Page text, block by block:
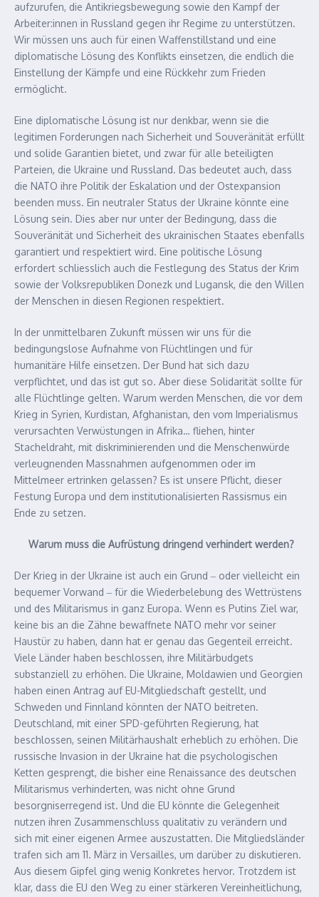
aufzurufen, die Antikriegsbewegung sowie den Kampf der
Arbeiter:innen in Russland gegen ihr Regime zu unterstützen.
Wir müssen uns auch für einen Waffenstillstand und eine
diplomatische Lösung des Konflikts einsetzen, die endlich die
Einstellung der Kämpfe und eine Rückkehr zum Frieden
ermöglicht.
Eine diplomatische Lösung ist nur denkbar, wenn sie die
legitimen Forderungen nach Sicherheit und Souveränität erfüllt
und solide Garantien bietet, und zwar für alle beteiligten
Parteien, die Ukraine und Russland. Das bedeutet auch, dass
die NATO ihre Politik der Eskalation und der Ostexpansion
beenden muss. Ein neutraler Status der Ukraine könnte eine
Lösung sein. Dies aber nur unter der Bedingung, dass die
Souveränität und Sicherheit des ukrainischen Staates ebenfalls
garantiert und respektiert wird. Eine politische Lösung
erfordert schliesslich auch die Festlegung des Status der Krim
sowie der Volksrepubliken Donezk und Lugansk, die den Willen
der Menschen in diesen Regionen respektiert.
In der unmittelbaren Zukunft müssen wir uns für die
bedingungslose Aufnahme von Flüchtlingen und für
humanitäre Hilfe einsetzen. Der Bund hat sich dazu
verpflichtet, und das ist gut so. Aber diese Solidarität sollte für
alle Flüchtlinge gelten. Warum werden Menschen, die vor dem
Krieg in Syrien, Kurdistan, Afghanistan, den vom Imperialismus
verursachten Verwüstungen in Afrika… fliehen, hinter
Stacheldraht, mit diskriminierenden und die Menschenwürde
verleugnenden Massnahmen aufgenommen oder im
Mittelmeer ertrinken gelassen? Es ist unsere Pflicht, dieser
Festung Europa und dem institutionalisierten Rassismus ein
Ende zu setzen.
Warum muss die Aufrüstung dringend verhindert werden?
Der Krieg in der Ukraine ist auch ein Grund ‒ oder vielleicht ein
bequemer Vorwand ‒ für die Wiederbelebung des Wettrüstens
und des Militarismus in ganz Europa. Wenn es Putins Ziel war,
keine bis an die Zähne bewaffnete NATO mehr vor seiner
Haustür zu haben, dann hat er genau das Gegenteil erreicht.
Viele Länder haben beschlossen, ihre Militärbudgets
substanziell zu erhöhen. Die Ukraine, Moldawien und Georgien
haben einen Antrag auf EU-Mitgliedschaft gestellt, und
Schweden und Finnland könnten der NATO beitreten.
Deutschland, mit einer SPD-geführten Regierung, hat
beschlossen, seinen Militärhaushalt erheblich zu erhöhen. Die
russische Invasion in der Ukraine hat die psychologischen
Ketten gesprengt, die bisher eine Renaissance des deutschen
Militarismus verhinderten, was nicht ohne Grund
besorgniserregend ist. Und die EU könnte die Gelegenheit
nutzen ihren Zusammenschluss qualitativ zu verändern und
sich mit einer eigenen Armee auszustatten. Die Mitgliedsländer
trafen sich am 11. März in Versailles, um darüber zu diskutieren.
Aus diesem Gipfel ging wenig Konkretes hervor. Trotzdem ist
klar, dass die EU den Weg zu einer stärkeren Vereinheitlichung,